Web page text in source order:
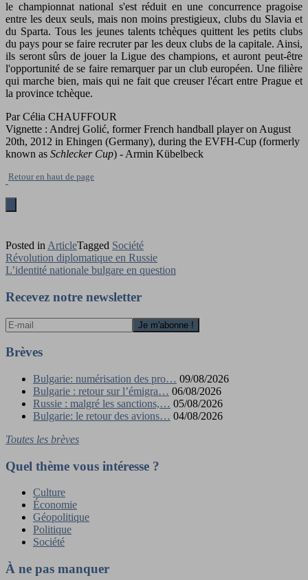
le championnat national s'est réduit en une concurrence pragoise
entre les deux seuls, mais non moins prestigieux, clubs du Slavia et
du Sparta. Tous les jeunes talents tchèques quittent les petits clubs
du pays pour se faire recruter par les deux clubs de la capitale. Ainsi,
ils seront sûrs de jouer la Ligue des champions, et auront peut-être
l'opportunité de se faire remarquer par un club européen. Une filière
qui marche bien, mais qui ne fait que creuser l'écart entre Prague et
la province tchèque.
Par Célia CHAUFFOUR
Vignette : Andrej Golić, former French handball player on August
20th, 2012 in Ehingen (Germany), during the EVFH-Cup (formerly
known as Schlecker Cup) - Armin Kübelbeck
Retour en haut de page
Posted in ArticleTagged Société
Navigation
de
l’article
Révolution diplomatique en Russie
L’identité nationale bulgare en question
Recevez notre newsletter
Brèves
Bulgarie: numérisation des pro… 09/08/2026
Bulgarie : retour sur l’émigra… 06/08/2026
Russie : malgré les sanctions,… 05/08/2026
Bulgarie: le retour des avions… 04/08/2026
Toutes les brèves
Quel thème vous intéresse ?
Culture
Économie
Géopolitique
Politique
Société
À ne pas manquer